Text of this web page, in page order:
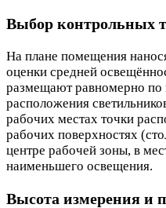
Выбор контрольных
На плане помещения
оценки средней
размещают равномерно по
расположения
рабочих местах точки
рабочих поверхностях
центре рабочей зоны, в
наименьшего освещения.
Высота измерения и